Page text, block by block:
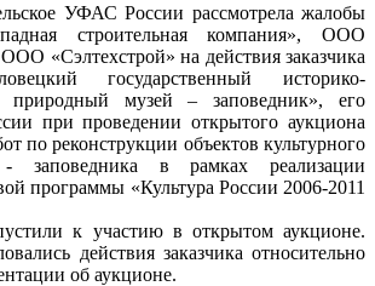
УФАС России рассмотрела жалобы
строительная компания», ООО
«Сэлтехстрой» на действия заказчика
государственный историко-
природный музей – заповедник», его
при проведении открытого аукциона
по реконструкции объектов культурного
заповедника в рамках реализации
программы «Культура России 2006-2011
к участию в открытом аукционе.
действия заказчика относительно
об аукционе.